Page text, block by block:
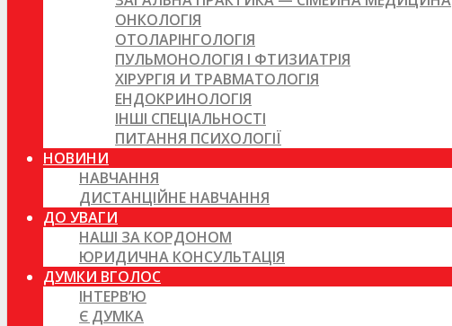
ОНКОЛОГІЯ
ОТОЛАРІНГОЛОГІЯ
ПУЛЬМОНОЛОГІЯ І ФТИЗИАТРІЯ
ХІРУРГІЯ И ТРАВМАТОЛОГІЯ
ЕНДОКРИНОЛОГІЯ
ІНШІ СПЕЦІАЛЬНОСТІ
ПИТАННЯ ПСИХОЛОГІЇ
НОВИНИ
НАВЧАННЯ
ДИСТАНЦІЙНЕ НАВЧАННЯ
ДО УВАГИ
НАШІ ЗА КОРДОНОМ
ЮРИДИЧНА КОНСУЛЬТАЦІЯ
ДУМКИ ВГОЛОС
ІНТЕРВ’Ю
Є ДУМКА